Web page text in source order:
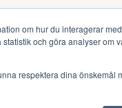
om hur du interagerar
och göra analyser om
respektera dina önskemål